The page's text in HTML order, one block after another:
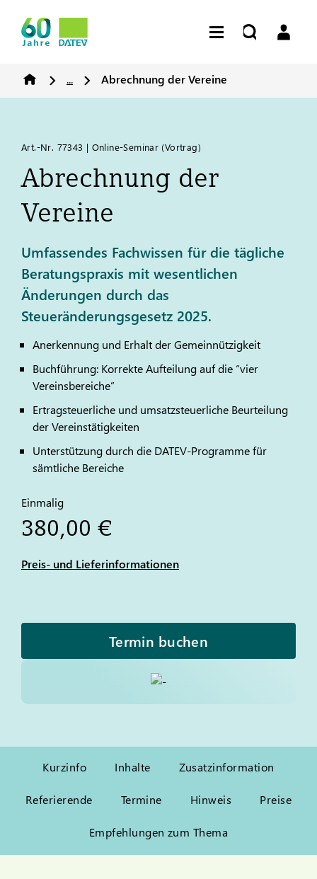
... Abrechnung der Vereine
Art.-Nr. 77343 | Online-Seminar (Vortrag)​
Abrechnung der
Vereine
Umfassendes Fachwissen für die tägliche
Beratungspraxis mit wesentlichen
Änderungen durch das
Steueränderungsgesetz 2025.
Anerkennung und Erhalt der Gemeinnützigkeit
Buchführung: Korrekte Aufteilung auf die “vier
Vereinsbereiche”
Ertragsteuerliche und umsatzsteuerliche Beurteilung
der Vereinstätigkeiten
Unterstützung durch die DATEV-Programme für
sämtliche Bereiche
Einmalig
380,00 €
Preis- und Lieferinformationen
Termin buchen
Kurzinfo Inhalte Zusatzinformation
Referierende Termine Hinweis Preise
Empfehlungen zum Thema